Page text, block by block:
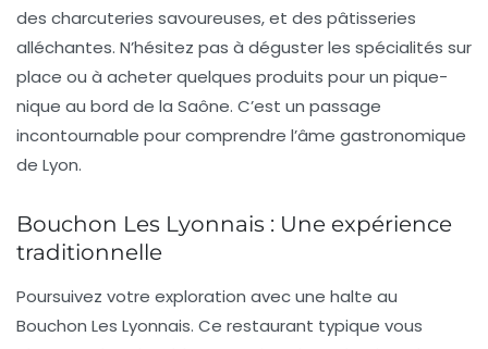
des charcuteries savoureuses, et des pâtisseries
alléchantes. N’hésitez pas à déguster les spécialités sur
place ou à acheter quelques produits pour un pique-
nique au bord de la Saône. C’est un passage
incontournable pour comprendre l’âme gastronomique
de Lyon.
Bouchon Les Lyonnais : Une expérience
traditionnelle
Poursuivez votre exploration avec une halte au
Bouchon Les Lyonnais. Ce restaurant typique vous